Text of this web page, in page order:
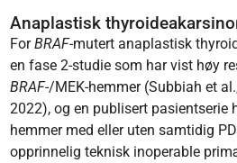
Anaplastisk
ForBRAF-mutert anaplastisk
en fase 2-studie som har vist høy
BRAF-/MEK-hemmer (Subbiah et
2022), og en publisert pasientserie
hemmer med eller uten samtidig
opprinnelig teknisk inoperable